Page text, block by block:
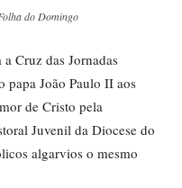
do Domingo
Cruz das Jornadas
papa João Paulo II aos
de Cristo pela
Juvenil da Diocese do
algarvios o mesmo